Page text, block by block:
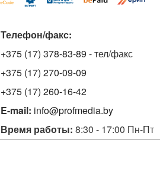
Телефон/факс:
+375 (17) 378-83-89 - тел/факс
+375 (17) 270-09-09
+375 (17) 260-16-42
E-mail: info@profmedia.by
Время работы: 8:30 - 17:00 Пн-Пт